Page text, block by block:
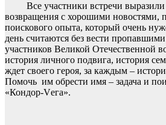
Все участники встречи выразили
возвращения с хорошими новостями,
поискового опыта, который очень
день считаются без вести
участников Великой Отечественной
история личного подвига, история
ждет своего героя, за каждым –
Помочь им обрести имя – задача и
«Кондор-Vега».